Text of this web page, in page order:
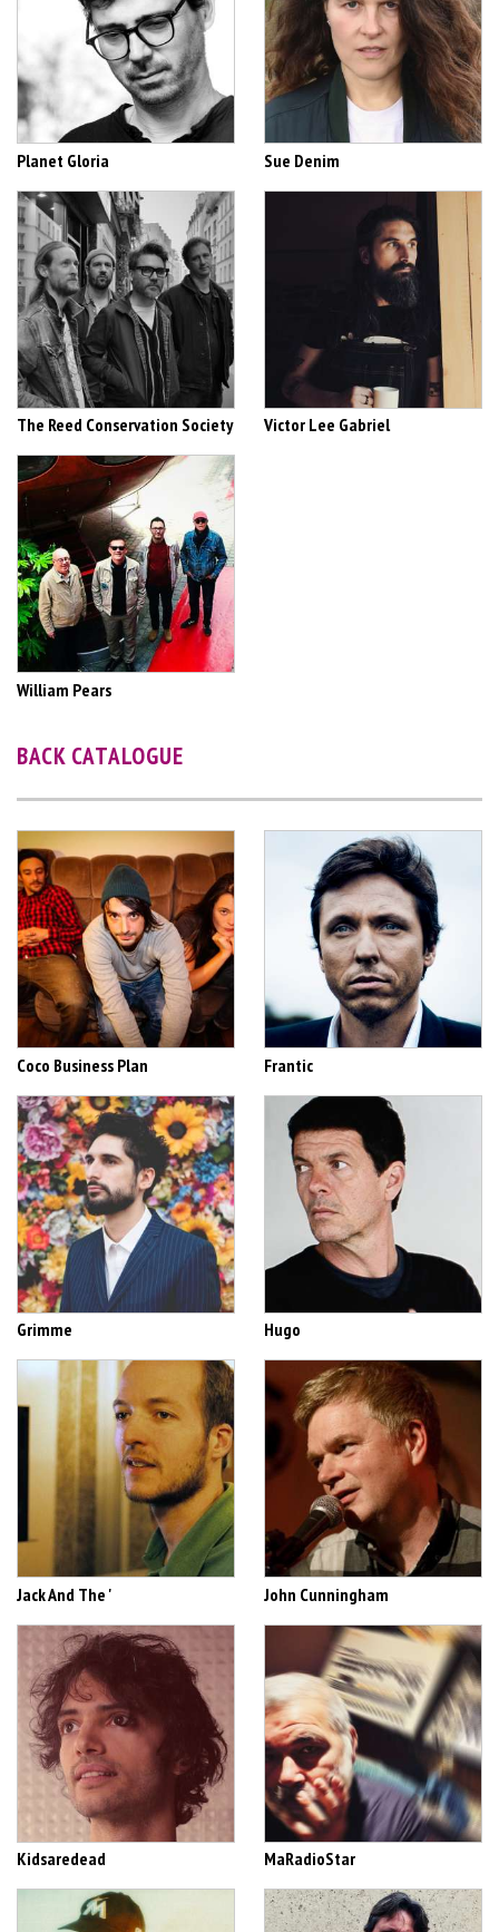
Planet Gloria Sue Denim
The Reed Conservation Society Victor Lee Gabriel
William Pears
BACK CATALOGUE
Coco Business Plan Frantic
Grimme Hugo
Jack And The ' John Cunningham
Kidsaredead MaRadioStar